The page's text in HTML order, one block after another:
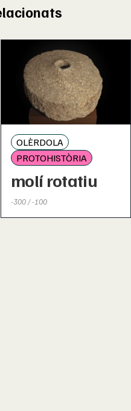
OLÈRDOLA
PROTOHISTÒRIA
molí rotatiu
-300 / -100